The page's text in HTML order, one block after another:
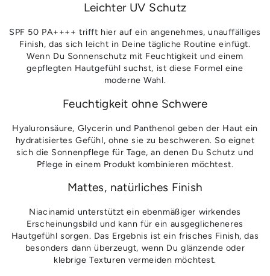
Leichter UV Schutz
SPF 50 PA++++ trifft hier auf ein angenehmes, unauffälliges
Finish, das sich leicht in Deine tägliche Routine einfügt.
Wenn Du Sonnenschutz mit Feuchtigkeit und einem
gepflegten Hautgefühl suchst, ist diese Formel eine
moderne Wahl.
Feuchtigkeit ohne Schwere
Hyaluronsäure, Glycerin und Panthenol geben der Haut ein
hydratisiertes Gefühl, ohne sie zu beschweren. So eignet
sich die Sonnenpflege für Tage, an denen Du Schutz und
Pflege in einem Produkt kombinieren möchtest.
Mattes, natürliches Finish
Niacinamid unterstützt ein ebenmäßiger wirkendes
Erscheinungsbild und kann für ein ausgeglicheneres
Hautgefühl sorgen. Das Ergebnis ist ein frisches Finish, das
besonders dann überzeugt, wenn Du glänzende oder
klebrige Texturen vermeiden möchtest.